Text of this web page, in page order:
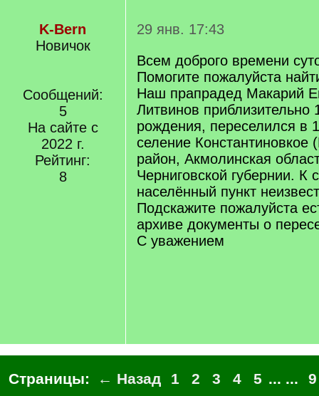
K-Bern
Новичок
Сообщений:
5
На сайте с
2022 г.
Рейтинг:
8
29 янв. 17:43
Всем доброго времени
Помогите пожалуйста
Наш прапрадед Макарий
Литвинов приблизительно
рождения, переселился в
селение Константиновкое
район, Акмолинская
Черниговской губернии. К
населённый пункт
Подскажите пожалуйста
архиве документы о
С уважением
Страницы: ← Назад 1 2 3 4 5 ... ...
9